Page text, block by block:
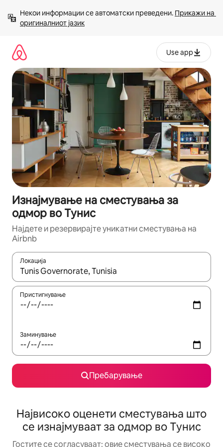
содржина
Некои информации се автоматски преведени. Прикажи на
оригиналниот јазик
Use app
Изнајмување на сместувања за
одмор во Тунис
Најдете и резервирајте уникатни сместувања на
Airbnb
Локација
Кога резултатите се достапни, движете се со копчињата
Пристигнување
Заминување
Пребарување
Највисоко оценети сместувања што
се изнајмуваат за одмор во Тунис
Гостите се согласуваат: овие сместувања се високо